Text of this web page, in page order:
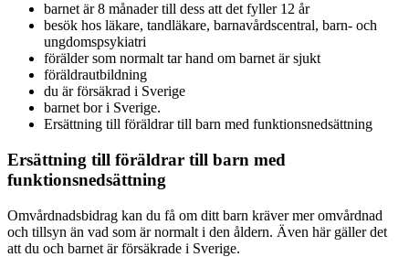
barnet är 8 månader till dess att det fyller 12 år
besök hos läkare, tandläkare, barnavårdscentral, barn- och
ungdomspsykiatri
förälder som normalt tar hand om barnet är sjukt
föräldrautbildning
du är försäkrad i Sverige
barnet bor i Sverige.
Ersättning till föräldrar till barn med funktionsnedsättning
Ersättning till föräldrar till barn med
funktionsnedsättning
Omvårdnadsbidrag kan du få om ditt barn kräver mer omvårdnad
och tillsyn än vad som är normalt i den åldern. Även här gäller det
att du och barnet är försäkrade i Sverige.